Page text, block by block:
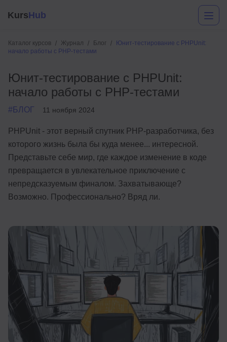
KursHub
Каталог курсов Журнал Блог
Юнит-тестирование с PHPUnit:
начало работы с PHP-тестами
Юнит-тестирование с PHPUnit:
начало работы с PHP-тестами
#БЛОГ 11 ноября 2024
PHPUnit - этот верный спутник PHP-разработчика, без
которого жизнь была бы куда менее... интересной.
Представьте себе мир, где каждое изменение в коде
превращается в увлекательное приключение с
непредсказуемым финалом. Захватывающе?
Возможно. Профессионально? Вряд ли.
Маркетинг
Дизайн
Аналитика
Иностранные языки
Soft Skills
ДПО
Детям
Акции и промокоды